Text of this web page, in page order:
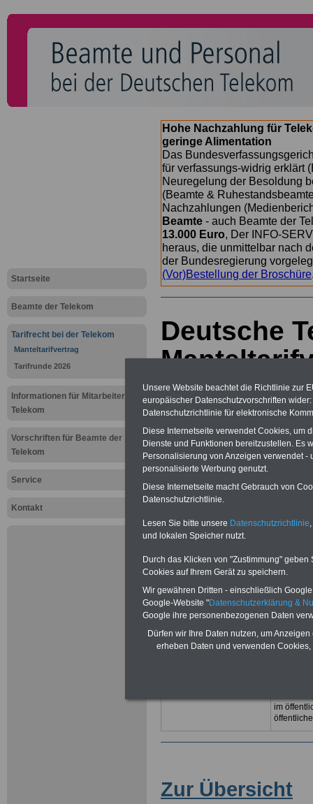
Startseite
Beamte der Telekom
Tarifrecht bei der Telekom
Manteltarifvertrag
Tarifrunde 2026
Informationen für Mitarbeiter der
Telekom
Vorschriften für Beamte der
Telekom
Service
Kontakt
Hohe Nachzahlung für
geringe Alimentation
Das
für verfassungs-widrig erklärt
Neuregelung der Besoldung
(Beamte &
Nachzahlungen
Beamte - auch Beamte der
13.000 Euro, Der INFO-
heraus, die unmittelbar nach
der Bundesregierung
(Vor)Bestellung der Broschüre
Deutsche
Ratgeber für 7,50 Euro
Exklusiv-
seit mehr
Themen
unserem
im
Zur Übersicht
Unsere Website beachtet die Richtlinie zur
europäischer Datenschutzvorschriften
Datenschutzrichtlinie für elektronische
Diese Internetseite verwendet Cookies, um
Dienste und Funktionen bereitzustellen. Es
Personalisierung von Anzeigen verwendet
personalisierte Werbung genutzt.
Diese Internetseite macht Gebrauch von
Datenschutzrichtlinie.
Lesen Sie bitte unsere Datenschutzrichtlinie
und lokalen Speicher nutzt.
Durch das Klicken von "Zustimmung"
Cookies auf Ihrem Gerät zu speichern.
Wir gewähren Dritten - einschließlich
Google-Website "Datenschutzerklärung &
Google ihre personenbezogenen Daten
Dürfen wir Ihre Daten nutzen, um
erheben Daten und verwenden